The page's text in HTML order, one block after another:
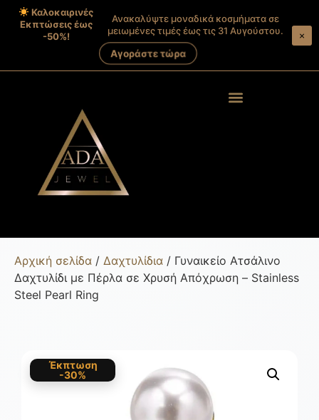
Καλοκαιρινές
Εκπτώσεις έως
-50%!
Ανακαλύψτε μοναδικά κοσμήματα σε
μειωμένες τιμές έως τις 31 Αυγούστου.
Αγοράστε τώρα
×
Αρχική σελίδα / Δαχτυλίδια / Γυναικείο Ατσάλινο
Δαχτυλίδι με Πέρλα σε Χρυσή Απόχρωση – Stainless
Steel Pearl Ring
Έκπτωση
-30%